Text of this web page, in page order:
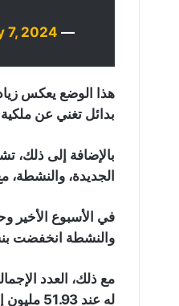
— Santiment (@santimentfeed)
7, 2024
هذا الوضع يعكس
بدائل تغني عن
الجديدة، والنشطة،
والنشطة انخفضت بنسبة 5.99% و24.40% على
له عند 51.93 مليون إلى أدنى مستوى له عند 51.45 مليون عنوان.